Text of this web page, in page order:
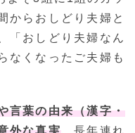
からおしどり夫婦と
「おしどり夫婦なん
なくなったご夫婦も
言葉の由来（漢字・